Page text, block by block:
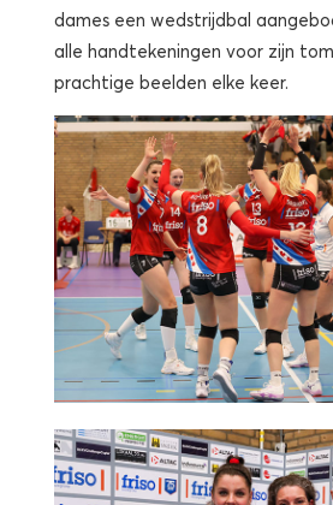
dames een wedstrijdbal
alle handtekeningen voor zijn
prachtige beelden elke keer.